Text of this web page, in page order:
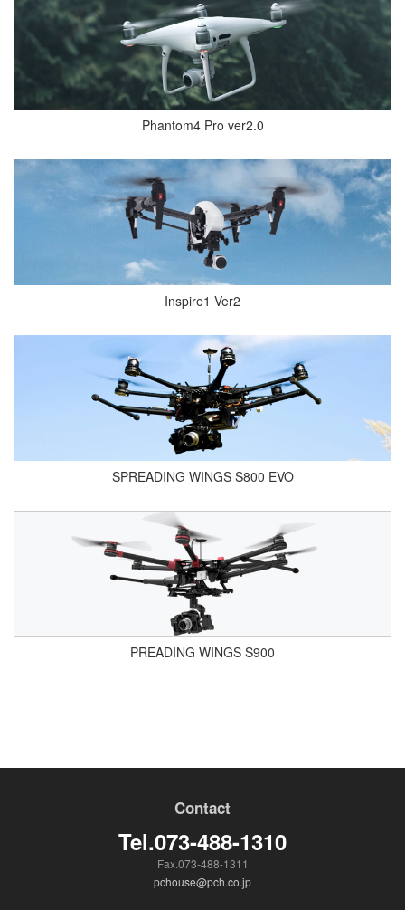
Phantom4 Pro ver2.0
Inspire1 Ver2
SPREADING WINGS S800 EVO
PREADING WINGS S900
Contact
Tel.073-488-1310
Fax.073-488-1311
pchouse@pch.co.jp